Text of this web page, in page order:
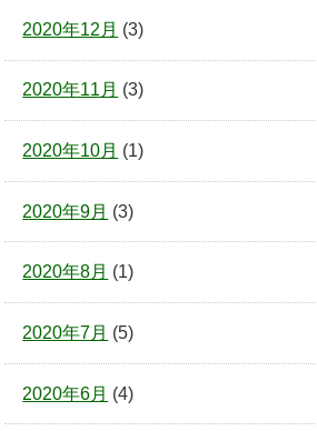
2020年12月 (3)
2020年11月 (3)
2020年10月 (1)
2020年9月 (3)
2020年8月 (1)
2020年7月 (5)
2020年6月 (4)